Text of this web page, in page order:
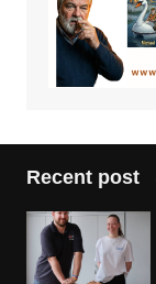
Recent post